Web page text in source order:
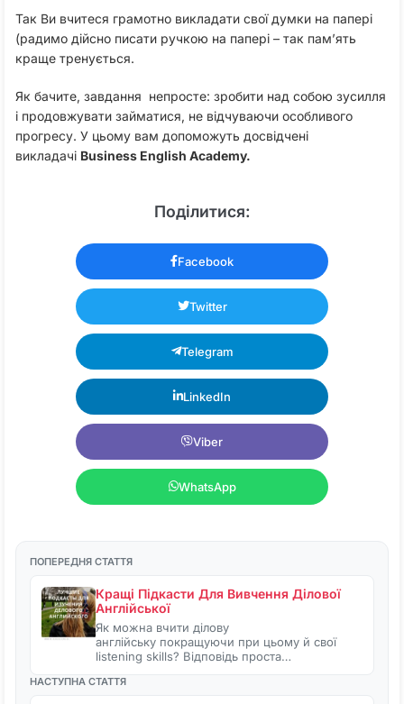
Так Ви вчитеся грамотно викладати свої думки на папері
(радимо дійсно писати ручкою на папері – так пам’ять
краще тренується.
Як бачите, завдання непросте: зробити над собою зусилля
і продовжувати займатися, не відчуваючи особливого
прогресу. У цьому вам допоможуть досвідчені
викладачі Business English Academy.
Поділитися:
Facebook
Twitter
Telegram
LinkedIn
Viber
WhatsApp
ПОПЕРЕДНЯ СТАТТЯ
Кращі Підкасти Для Вивчення Ділової
Англійської
Як можна вчити ділову
англійську покращуючи при цьому й свої
listening skills? Відповідь проста…
НАСТУПНА СТАТТЯ